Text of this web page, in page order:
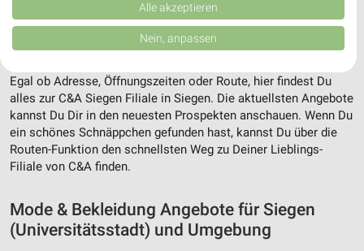
Adresse, Öffnungszeiten und Route für die
C&A Siegen Filiale in Siegen
Egal ob Adresse, Öffnungszeiten oder Route, hier findest Du
alles zur C&A Siegen Filiale in Siegen. Die aktuellsten Angebote
kannst Du Dir in den neuesten Prospekten anschauen. Wenn Du
ein schönes Schnäppchen gefunden hast, kannst Du über die
Routen-Funktion den schnellsten Weg zu Deiner Lieblings-
Filiale von C&A finden.
Mode & Bekleidung Angebote für Siegen
(Universitätsstadt) und Umgebung
Verbesserung der Angebote. Verwendung reduzierter Daten zur Auswahl
von Inhalten.
Daten können außerhalb der Europäischen Union weitergegeben und in die
USA gesendet werden.
Website/App.
Partnerliste anzeigen (1 IAB-Anbieter)
Wir nutzen Ihre Daten für folgende Zwecke:
IAB-Verarbeitungszwecke:
Speichern von oder Zugriff auf Informationen
Verwendung reduzierter Daten zur Auswahl von
Werbeanzeigen
Alle akzeptieren
Nein, anpassen